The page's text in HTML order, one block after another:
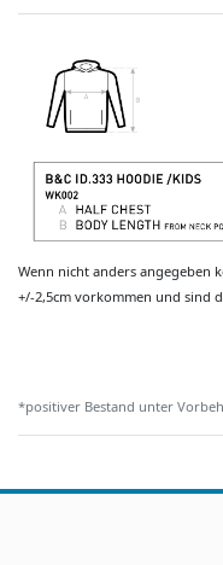
Wenn nicht anders angegeben
+/-2,5cm vorkommen und sind
*positiver Bestand unter